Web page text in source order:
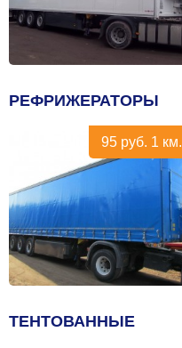
РЕФРИЖЕРАТОРЫ
ТЕНТОВАННЫЕ
95 руб. 1 км.